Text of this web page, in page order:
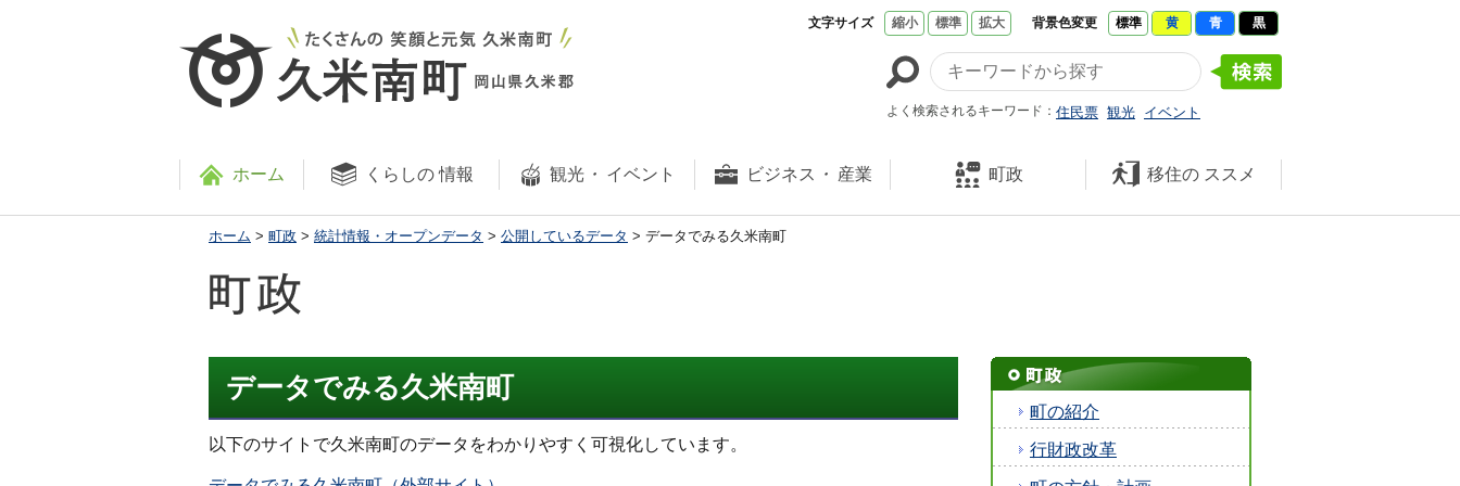
たくさんの 笑顔と元気 久米
文字サイズ 縮小 標準 拡大 背景色変更 標準 黄 青 黒
よく検索されるキーワード： 住民票 観光 イベント
ホーム くらしの情報 観光 ・ イベント ビジネス ・ 産業 町政 移住の ススメ
ホーム > 町政 > 統計情報・オープンデータ > 公開しているデータ > データでみる久米南町
データでみる久米南町
以下のサイトで久米南町のデータをわかりやすく可視化しています。
町の紹介
行財政改革